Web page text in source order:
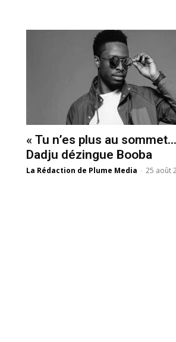
« Tu n’es plus au
Dadju dézingue Booba
La Rédaction de Plume Media - 25 août